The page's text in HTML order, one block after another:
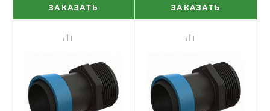
ЗАКАЗАТЬ ЗАКАЗАТЬ